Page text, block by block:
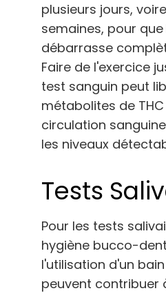
plusieurs jours,
semaines, pour
débarrasse
Faire de l'exercice
test sanguin peut
métabolites de
circulation
les niveaux
Tests
Pour les tests
hygiène bucco-
l'utilisation d'un
peuvent contribuer